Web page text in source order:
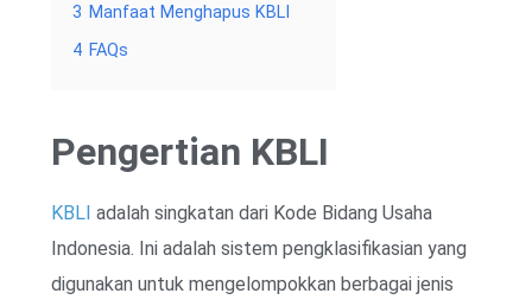
3 Manfaat Menghapus KBLI
4 FAQs
Pengertian KBLI
KBLI adalah singkatan dari Kode Bidang Usaha
Indonesia. Ini adalah sistem pengklasifikasian yang
digunakan untuk mengelompokkan berbagai jenis